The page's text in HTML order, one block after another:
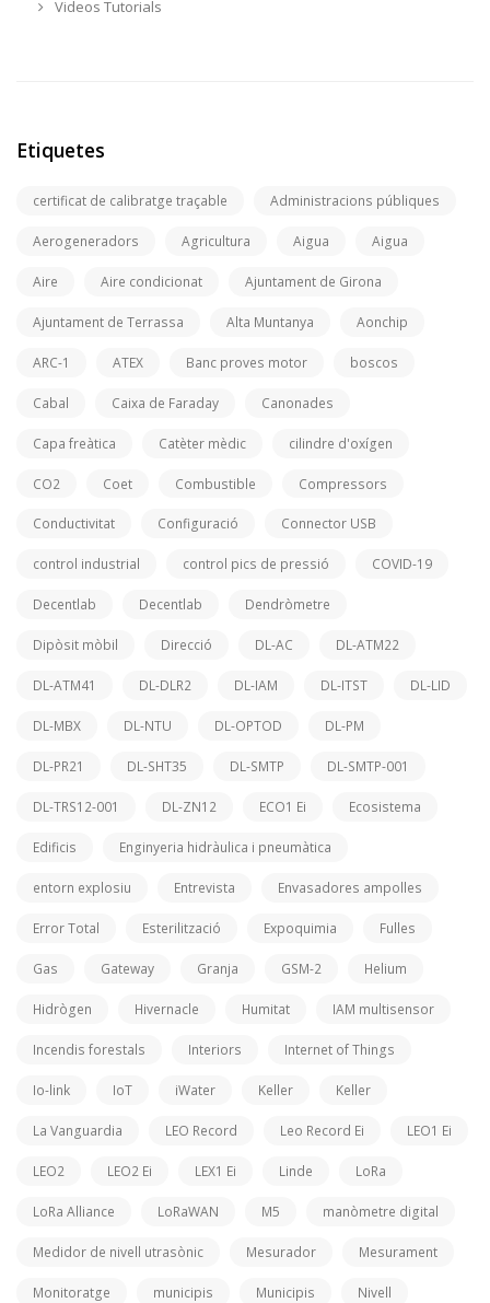
Videos Tutorials
Etiquetes
certificat de calibratge traçable Administracions públiques
Aerogeneradors Agricultura Aigua Aigua
Aire Aire condicionat Ajuntament de Girona
Ajuntament de Terrassa Alta Muntanya Aonchip
ARC-1 ATEX Banc proves motor boscos
Cabal Caixa de Faraday Canonades
Capa freàtica Catèter mèdic cilindre d'oxígen
CO2 Coet Combustible Compressors
Conductivitat Configuració Connector USB
control industrial control pics de pressió COVID-19
Decentlab Decentlab Dendròmetre
Dipòsit mòbil Direcció DL-AC DL-ATM22
DL-ATM41 DL-DLR2 DL-IAM DL-ITST DL-LID
DL-MBX DL-NTU DL-OPTOD DL-PM
DL-PR21 DL-SHT35 DL-SMTP DL-SMTP-001
DL-TRS12-001 DL-ZN12 ECO1 Ei Ecosistema
Edificis Enginyeria hidràulica i pneumàtica
entorn explosiu Entrevista Envasadores ampolles
Error Total Esterilització Expoquimia Fulles
Gas Gateway Granja GSM-2 Helium
Hidrògen Hivernacle Humitat IAM multisensor
Incendis forestals Interiors Internet of Things
Io-link IoT iWater Keller Keller
La Vanguardia LEO Record Leo Record Ei LEO1 Ei
LEO2 LEO2 Ei LEX1 Ei Linde LoRa
LoRa Alliance LoRaWAN M5 manòmetre digital
Medidor de nivell utrasònic Mesurador Mesurament
Monitoratge municipis Municipis Nivell